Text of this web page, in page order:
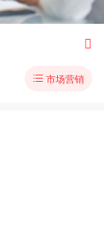

 市场营销